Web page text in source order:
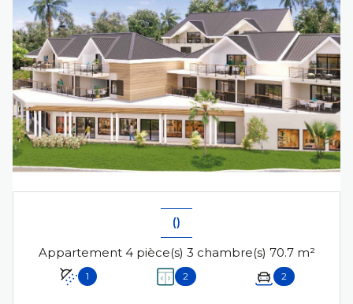
()
Appartement 4 pièce(s) 3 chambre(s) 70.7 m²
1 2 2